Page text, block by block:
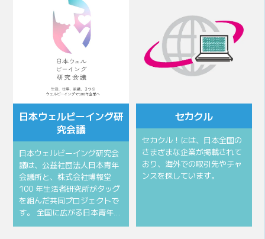
会頭挨拶
⽇本ウェルビーイング研
究会議
⽇本ウェルビーイング研究会
議は、公益社団法⼈⽇本⻘年
会議所と、株式会社博報堂
100 年⽣活者研究所がタッグ
を組んだ共同プロジェクトで
す。 全国に広がる⽇本⻘年…
セカクル
セカクル！には、日本全国の
さまざまな企業が掲載されて
おり、海外での取引先やチャ
ンスを探しています。